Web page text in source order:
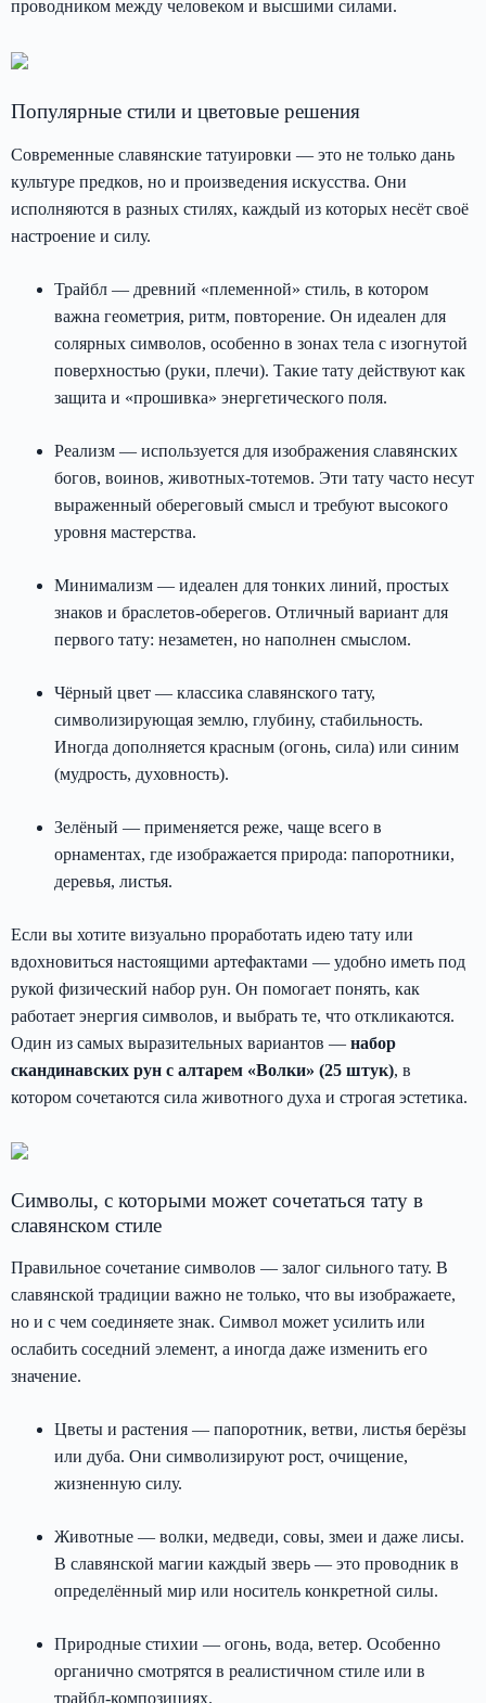
проводником между человеком и высшими силами.
Популярные стили и цветовые решения
Современные славянские татуировки — это не только дань
культуре предков, но и произведения искусства. Они
исполняются в разных стилях, каждый из которых несёт своё
настроение и силу.
Трайбл — древний «племенной» стиль, в котором
важна геометрия, ритм, повторение. Он идеален для
солярных символов, особенно в зонах тела с изогнутой
поверхностью (руки, плечи). Такие тату действуют как
защита и «прошивка» энергетического поля.
Реализм — используется для изображения славянских
богов, воинов, животных-тотемов. Эти тату часто несут
выраженный обереговый смысл и требуют высокого
уровня мастерства.
Минимализм — идеален для тонких линий, простых
знаков и браслетов-оберегов. Отличный вариант для
первого тату: незаметен, но наполнен смыслом.
Чёрный цвет — классика славянского тату,
символизирующая землю, глубину, стабильность.
Иногда дополняется красным (огонь, сила) или синим
(мудрость, духовность).
Зелёный — применяется реже, чаще всего в
орнаментах, где изображается природа: папоротники,
деревья, листья.
Если вы хотите визуально проработать идею тату или
вдохновиться настоящими артефактами — удобно иметь под
рукой физический набор рун. Он помогает понять, как
работает энергия символов, и выбрать те, что откликаются.
Один из самых выразительных вариантов — набор
скандинавских рун с алтарем «Волки» (25 штук), в
котором сочетаются сила животного духа и строгая эстетика.
Символы, с которыми может сочетаться тату в
славянском стиле
Правильное сочетание символов — залог сильного тату. В
славянской традиции важно не только, что вы изображаете,
но и с чем соединяете знак. Символ может усилить или
ослабить соседний элемент, а иногда даже изменить его
значение.
Цветы и растения — папоротник, ветви, листья берёзы
или дуба. Они символизируют рост, очищение,
жизненную силу.
Животные — волки, медведи, совы, змеи и даже лисы.
В славянской магии каждый зверь — это проводник в
определённый мир или носитель конкретной силы.
Природные стихии — огонь, вода, ветер. Особенно
органично смотрятся в реалистичном стиле или в
трайбл-композициях.